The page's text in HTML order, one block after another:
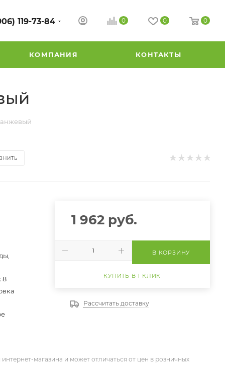
119-73-84 0 0 0
КОМПАНИЯ КОНТАКТЫ
8
1 962руб.
В КОРЗИНУ
КУПИТЬ В 1 КЛИК
Рассчитать доставку
магазина и может отличаться от цен в розничных